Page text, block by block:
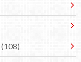
(108)